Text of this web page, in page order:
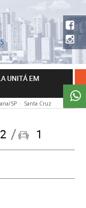
UNITÁ EM
SP Santa Cruz
2 1